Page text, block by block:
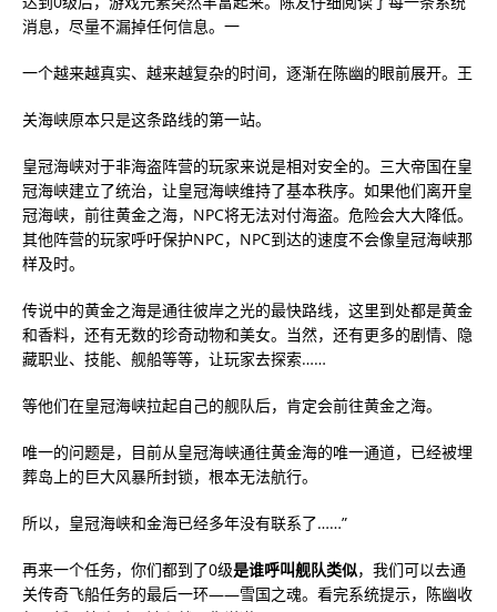
消息，尽量不漏掉任何信息。一
一个越来越真实、越来越复杂的时间，逐渐在陈幽的眼前展开。王
关海峡原本只是这条路线的第一站。
皇冠海峡对于非海盗阵营的玩家来说是相对安全的。三大帝国在皇
冠海峡建立了统治，让皇冠海峡维持了基本秩序。如果他们离开皇
冠海峡，前往黄金之海，NPC将无法对付海盗。危险会大大降低。
其他阵营的玩家呼吁保护NPC，NPC到达的速度不会像皇冠海峡那
样及时。
传说中的黄金之海是通往彼岸之光的最快路线，这里到处都是黄金
和香料，还有无数的珍奇动物和美女。当然，还有更多的剧情、隐
藏职业、技能、舰船等等，让玩家去探索……
等他们在皇冠海峡拉起自己的舰队后，肯定会前往黄金之海。
唯一的问题是，目前从皇冠海峡通往黄金海的唯一通道，已经被埋
葬岛上的巨大风暴所封锁，根本无法航行。
所以，皇冠海峡和金海已经多年没有联系了……”
再来一个任务，你们都到了0级是谁呼叫舰队类似，我们可以去通
关传奇飞船任务的最后一环——雪国之魂。看完系统提示，陈幽收